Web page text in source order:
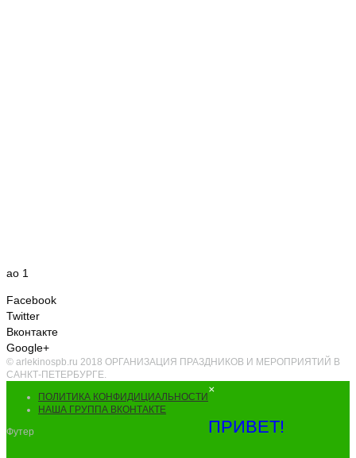
ао 1
Facebook
Twitter
Вконтакте
Google+
© arlekinospb.ru 2018 ОРГАНИЗАЦИЯ ПРАЗДНИКОВ И МЕРОПРИЯТИЙ В
САНКТ-ПЕТЕРБУРГЕ.
ПОЛИТИКА КОНФИДИЦИАЛЬНОСТИ
НАША ГРУППА ВКОНТАКТЕ
Футер
×
ПРИВЕТ!